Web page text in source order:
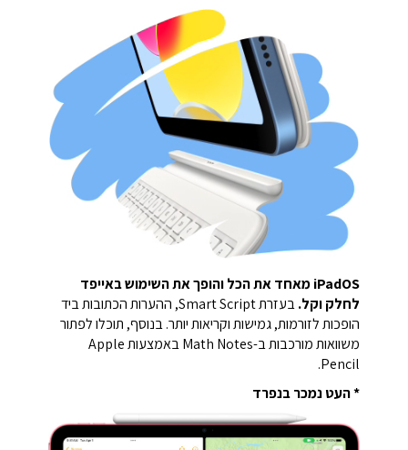
iPadOS מאחד את הכל והופך את השימוש באייפד
לחלק וקל.
בעזרת Smart Script, ההערות הכתובות ביד
הופכות לזורמות, גמישות וקריאות יותר. בנוסף, תוכלו לפתור
משוואות מורכבות ב-Math Notes באמצעות Apple
Pencil.
* העט נמכר בנפרד